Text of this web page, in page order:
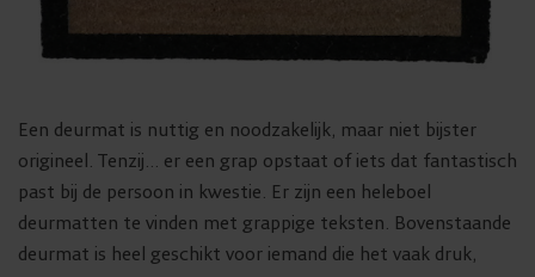
Een deurmat is nuttig en noodzakelijk, maar niet bijster
origineel. Tenzij… er een grap opstaat of iets dat fantastisch
past bij de persoon in kwestie. Er zijn een heleboel
deurmatten te vinden met grappige teksten. Bovenstaande
deurmat is heel geschikt voor iemand die het vaak druk,